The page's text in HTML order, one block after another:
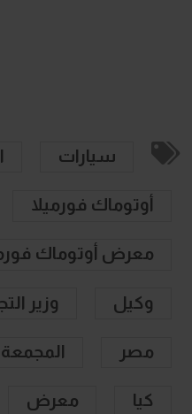
سيارات
أوتوماك فورميلا
معرض أوتوماك
وكيل وزير
مصر المجمعة
كيا معرض